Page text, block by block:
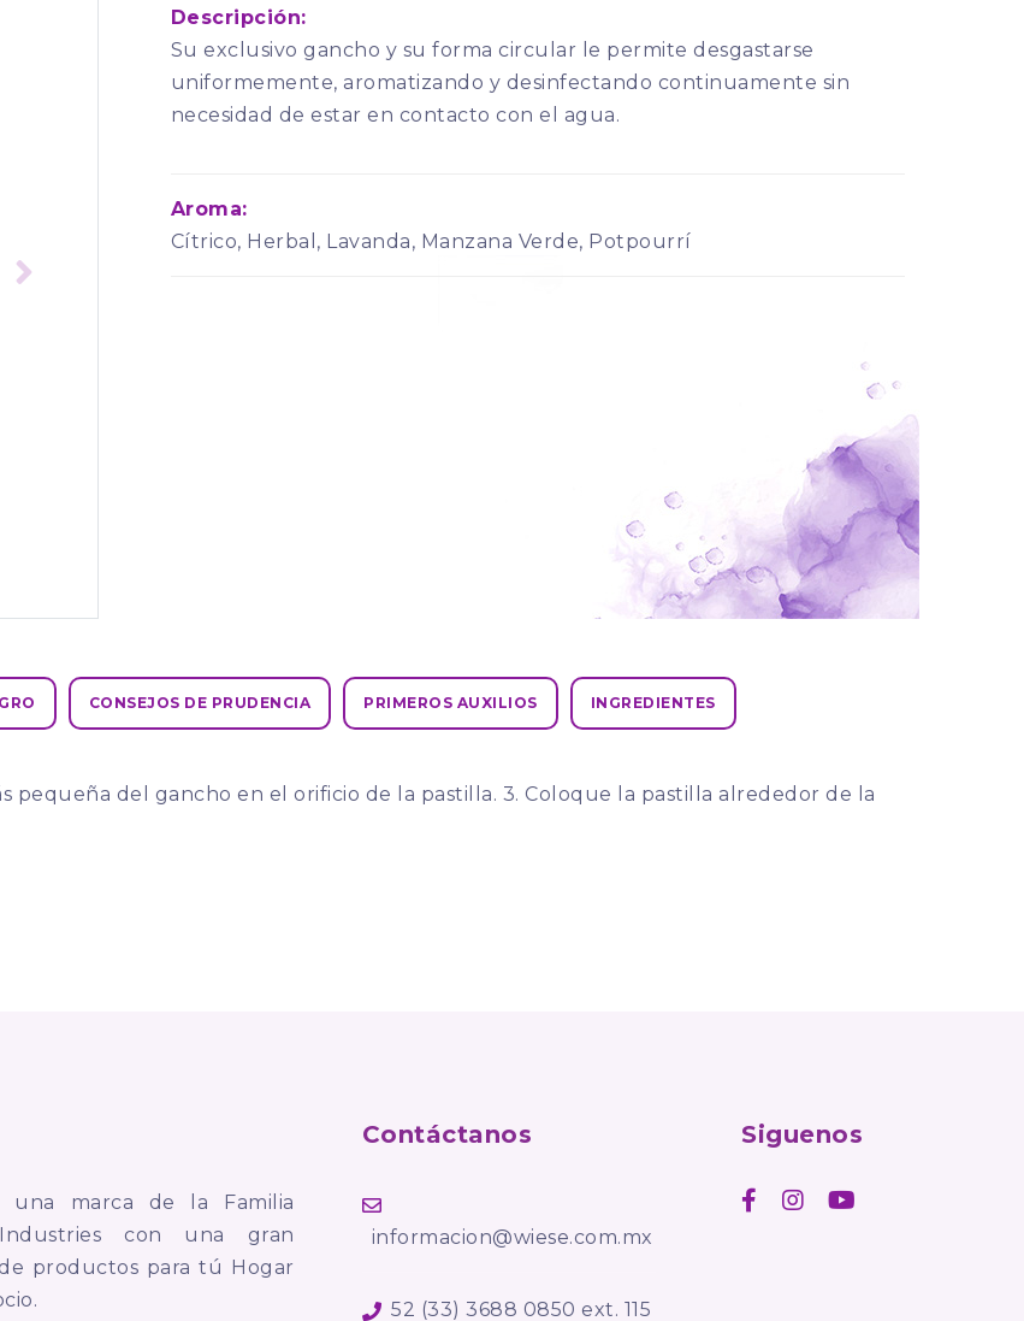
Descripción:
Su exclusivo gancho y su forma circular le permite desgastarse
uniformemente, aromatizando y desinfectando continuamente sin
necesidad de estar en contacto con el agua.
Aroma:
Cítrico, Herbal, Lavanda, Manzana Verde, Potpourrí
CONSEJOS DE PRUDENCIA PRIMEROS AUXILIOS INGREDIENTES
pequeña del gancho en el orificio de la pastilla. 3. Coloque la pastilla alrededor de la
una marca de la Familia
con una gran
productos para tú Hogar
Contáctanos
informacion@wiese.com.mx
52 (33) 3688 0850 ext. 115
Siguenos